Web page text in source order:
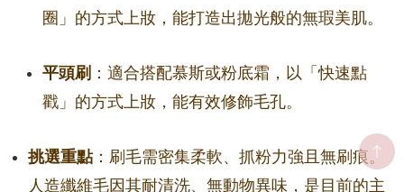
圈」的方式上妝，能打造出拋光般的無瑕美肌。
平頭刷 ：適合搭配慕斯或粉底霜，以「快速點
戳」的方式上妝，能有效修飾毛孔。
挑選重點：刷毛需密集柔軟、抓粉力強且無刷痕。
人造纖維毛因其耐清洗、無動物異味，是目前的主